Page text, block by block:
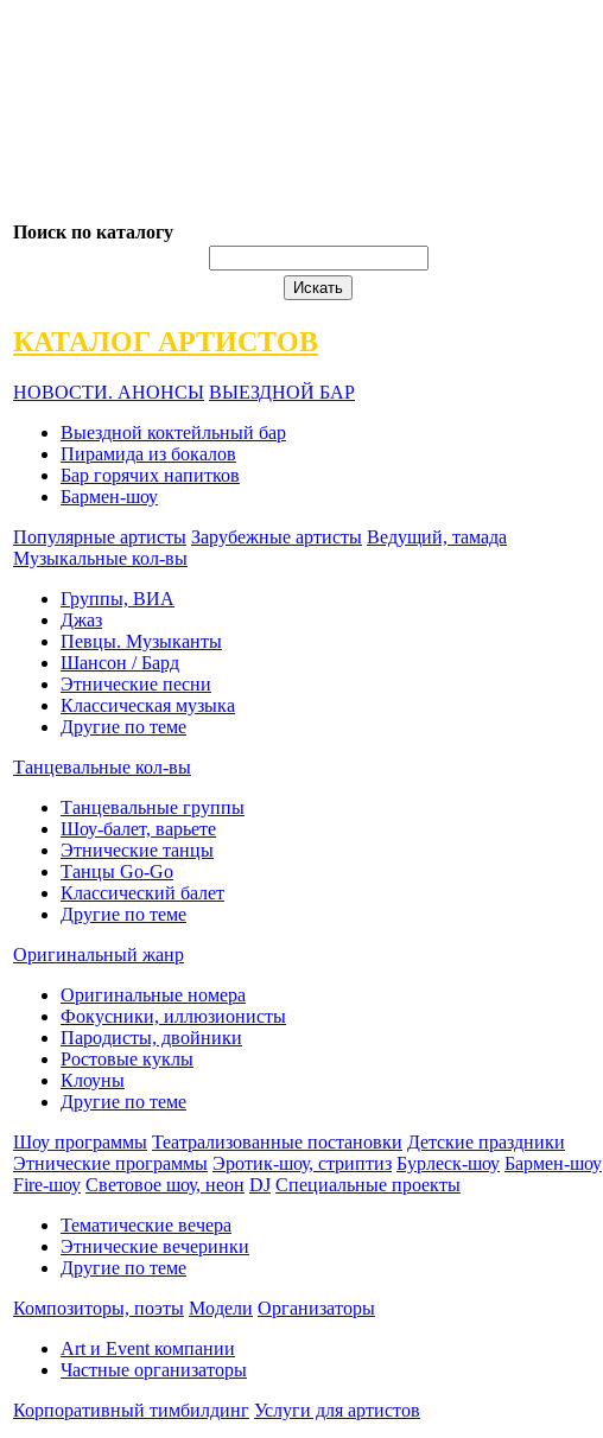
Поиск по каталогу
КАТАЛОГ АРТИСТОВ
НОВОСТИ. АНОНСЫ ВЫЕЗДНОЙ БАР
Выездной коктейльный бар
Пирамида из бокалов
Бар горячих напитков
Бармен-шоу
Популярные артисты Зарубежные артисты Ведущий, тамада
Музыкальные кол-вы
Группы, ВИА
Джаз
Певцы. Музыканты
Шансон / Бард
Этнические песни
Классическая музыка
Другие по теме
Танцевальные кол-вы
Танцевальные группы
Шоу-балет, варьете
Этнические танцы
Танцы Go-Go
Классический балет
Другие по теме
Оригинальный жанр
Оригинальные номера
Фокусники, иллюзионисты
Пародисты, двойники
Ростовые куклы
Клоуны
Другие по теме
Шоу программы Театрализованные постановки Детские праздники
Этнические программы Эротик-шоу, стриптиз Бурлеск-шоу Бармен-шоу
Fire-шоу Световое шоу, неон DJ Специальные проекты
Тематические вечера
Этнические вечеринки
Другие по теме
Композиторы, поэты Модели Организаторы
Art и Event компании
Частные организаторы
Корпоративный тимбилдинг Услуги для артистов